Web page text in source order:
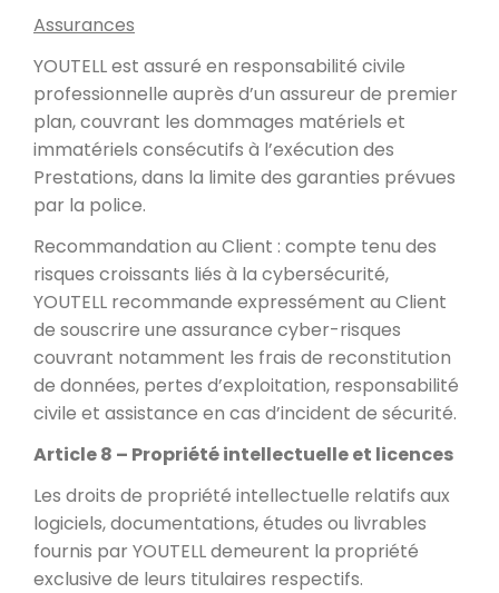
Assurances
YOUTELL est assuré en responsabilité civile
professionnelle auprès d’un assureur de premier
plan, couvrant les dommages matériels et
immatériels consécutifs à l’exécution des
Prestations, dans la limite des garanties prévues
par la police.
Recommandation au Client : compte tenu des
risques croissants liés à la cybersécurité,
YOUTELL recommande expressément au Client
de souscrire une assurance cyber-risques
couvrant notamment les frais de reconstitution
de données, pertes d’exploitation, responsabilité
civile et assistance en cas d’incident de sécurité.
Article 8 – Propriété intellectuelle et licences
Les droits de propriété intellectuelle relatifs aux
logiciels, documentations, études ou livrables
fournis par YOUTELL demeurent la propriété
exclusive de leurs titulaires respectifs.